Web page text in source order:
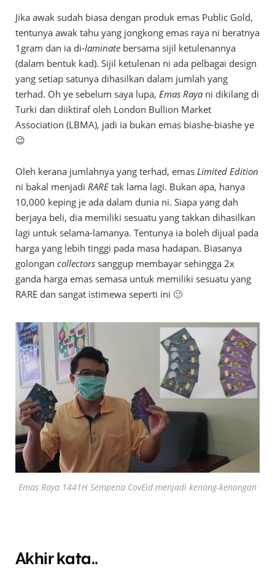
Jika awak sudah biasa dengan produk emas Public Gold,
tentunya awak tahu yang jongkong emas raya ni beratnya
1gram dan ia di-laminate bersama sijil ketulenannya
(dalam bentuk kad). Sijil ketulenan ni ada pelbagai design
yang setiap satunya dihasilkan dalam jumlah yang
terhad. Oh ye sebelum saya lupa, Emas Raya ni dikilang di
Turki dan diiktiraf oleh London Bullion Market
Association (LBMA), jadi ia bukan emas biashe-biashe ye
😉
Oleh kerana jumlahnya yang terhad, emas Limited Edition
ni bakal menjadi RAREtak lama lagi. Bukan apa, hanya
10,000 keping je ada dalam dunia ni. Siapa yang dah
berjaya beli, dia memiliki sesuatu yang takkan dihasilkan
lagi untuk selama-lamanya. Tentunya ia boleh dijual pada
harga yang lebih tinggi pada masa hadapan. Biasanya
golongan collectors sanggup membayar sehingga 2x
ganda harga emas semasa untuk memiliki sesuatu yang
RARE dan sangat istimewa seperti ini 🙂
Emas Raya 1441H Sempena CovEid menjadi kenang-kenangan
Akhir kata..